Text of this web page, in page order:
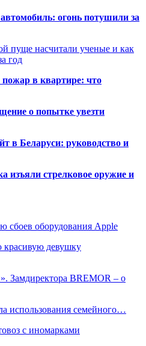
огонь потушили за
пуще насчитали ученые и как
год
в квартире: что
о попытке увезти
в Беларуси: руководство и
изъяли стрелковое оружие и
сбоев оборудования Apple
девушку
Замдиректора BREMOR – о
использования семейного…
с иномарками